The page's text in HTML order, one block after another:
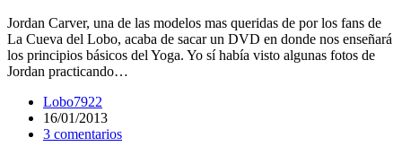
Jordan Carver, una de las modelos mas queridas de por los fans de
La Cueva del Lobo, acaba de sacar un DVD en donde nos enseñará
los principios básicos del Yoga. Yo sí había visto algunas fotos de
Jordan practicando…
Lobo7922
16/01/2013
3 comentarios